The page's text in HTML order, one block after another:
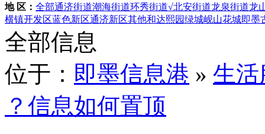
地 区： 全部通济街道潮海街道环秀街道√北安街道龙泉街道龙
横镇开发区蓝色新区通济新区其他和达熙园绿城岘山花城即墨
全部信息
位于： 即墨信息港 » 生活
？信息如何置顶